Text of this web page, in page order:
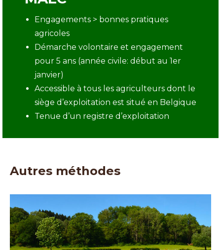
Engagements > bonnes pratiques
agricoles
Démarche volontaire et engagement
pour 5 ans (année civile: début au 1er
janvier)
Accessible à tous les agriculteurs dont le
siège d’exploitation est situé en Belgique
Tenue d’un registre d’exploitation
Autres méthodes